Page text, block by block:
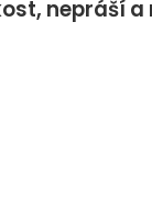
nepráší a